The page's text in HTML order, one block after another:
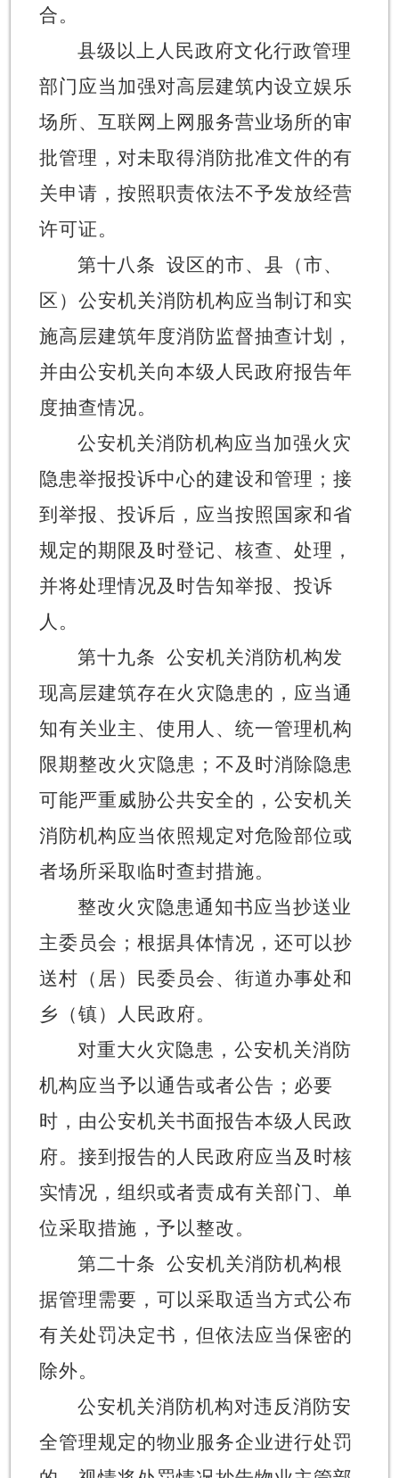
合。
县级以上人民政府文化行政管理
部门应当加强对高层建筑内设立娱乐
场所、互联网上网服务营业场所的审
批管理，对未取得消防批准文件的有
关申请，按照职责依法不予发放经营
许可证。
第十八条 设区的市、县（市、
区）公安机关消防机构应当制订和实
施高层建筑年度消防监督抽查计划，
并由公安机关向本级人民政府报告年
度抽查情况。
公安机关消防机构应当加强火灾
隐患举报投诉中心的建设和管理；接
到举报、投诉后，应当按照国家和省
规定的期限及时登记、核查、处理，
并将处理情况及时告知举报、投诉
人。
第十九条 公安机关消防机构发
现高层建筑存在火灾隐患的，应当通
知有关业主、使用人、统一管理机构
限期整改火灾隐患；不及时消除隐患
可能严重威胁公共安全的，公安机关
消防机构应当依照规定对危险部位或
者场所采取临时查封措施。
整改火灾隐患通知书应当抄送业
主委员会；根据具体情况，还可以抄
送村（居）民委员会、街道办事处和
乡（镇）人民政府。
对重大火灾隐患，公安机关消防
机构应当予以通告或者公告；必要
时，由公安机关书面报告本级人民政
府。接到报告的人民政府应当及时核
实情况，组织或者责成有关部门、单
位采取措施，予以整改。
第二十条 公安机关消防机构根
据管理需要，可以采取适当方式公布
有关处罚决定书，但依法应当保密的
除外。
公安机关消防机构对违反消防安
全管理规定的物业服务企业进行处罚